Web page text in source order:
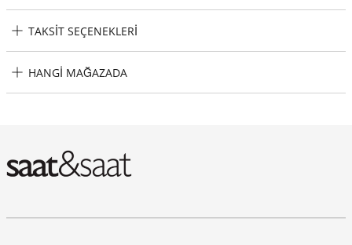
TAKSIT SEÇENEKLERI
HANGI MAĞAZADA